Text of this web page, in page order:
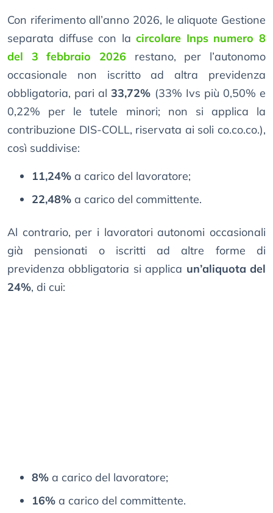
Con riferimento all’anno 2026, le aliquote Gestione
separata diffuse con lacircolare Inps numero 8
del 3 febbraio 2026 restano, per l’autonomo
occasionale non iscritto ad altra previdenza
obbligatoria, pari al33,72% (33% Ivs più 0,50% e
0,22% per le tutele minori; non si applica la
contribuzione DIS-COLL, riservata ai soli co.co.co.),
così suddivise:
11,24% a carico del lavoratore;
22,48% a carico del committente.
Al contrario, per i lavoratori autonomi occasionali
già pensionati o iscritti ad altre forme di
previdenza obbligatoria si applica un’aliquota del
24%, di cui:
8% a carico del lavoratore;
16% a carico del committente.